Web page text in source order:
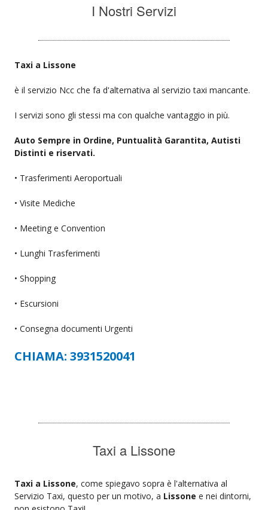
I Nostri Servizi
Taxi a Lissone
è il servizio Ncc che fa d'alternativa al servizio taxi mancante.
I servizi sono gli stessi ma con qualche vantaggio in più.
Auto Sempre in Ordine, Puntualità Garantita, Autisti
Distinti e riservati.
• Trasferimenti Aeroportuali
• Visite Mediche
• Meeting e Convention
• Lunghi Trasferimenti
• Shopping
• Escursioni
• Consegna documenti Urgenti
CHIAMA: 3931520041
Taxi a Lissone
Taxi a Lissone, come spiegavo sopra è l'alternativa al
Servizio Taxi, questo per un motivo, a Lissone e nei dintorni,